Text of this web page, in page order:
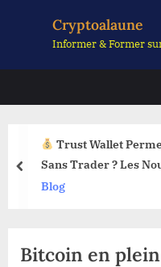
Cryptoalaune
Informer & Former
Trust Wallet
Sans Trader ? Les
Blog
prev
Bitcoin en